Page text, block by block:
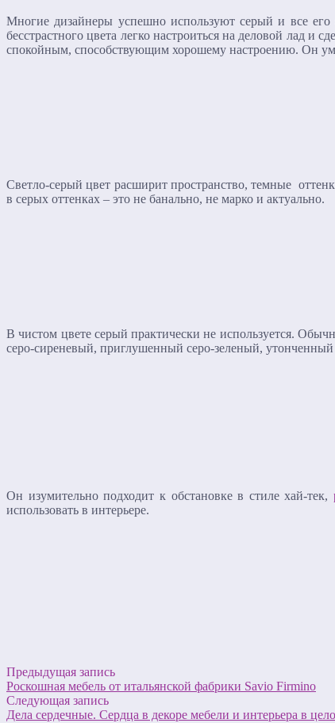
Многие дизайнеры успешно используют серый и все
бесстрастного цвета легко настроиться на деловой лад и
спокойным, способствующим хорошему настроению. Он
Светло-серый цвет расширит пространство, темные
в серых оттенках – это не банально, не марко и актуально.
В чистом цвете серый практически не используется.
серо-сиреневый, приглушенный серо-зеленый,
Он изумительно подходит к обстановке в стиле хай-тек,
использовать в интерьере.
Предыдущая запись
Роскошная мебель от итальянской фабрики Savio Firmino
Следующая запись
Дела сердечные. Сердца в декоре мебели и интерьера в